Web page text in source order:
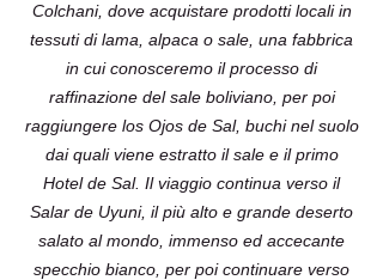
Colchani, dove acquistare prodotti locali in
tessuti di lama, alpaca o sale, una fabbrica
in cui conosceremo il processo di
raffinazione del sale boliviano, per poi
raggiungere los Ojos de Sal, buchi nel suolo
dai quali viene estratto il sale e il primo
Hotel de Sal. Il viaggio continua verso il
Salar de Uyuni, il più alto e grande deserto
salato al mondo, immenso ed accecante
specchio bianco, per poi continuare verso